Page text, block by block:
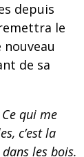
depuis
le
de sa
qui me
c’est la
les bois.